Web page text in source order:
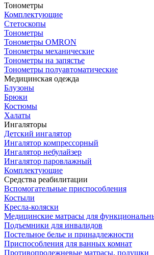
Тонометры
Комплектующие
Стетоскопы
Тонометры
Тонометры OMRON
Тонометры механические
Тонометры на запястье
Тонометры полуавтоматические
Медицинская одежда
Блузоны
Брюки
Костюмы
Халаты
Ингаляторы
Детский ингалятор
Ингалятор компрессорный
Ингалятор небулайзер
Ингалятор паровлажный
Комплектующие
Средства реабилитации
Вспомогательные приспособления
Костыли
Кресла-коляски
Медицинские матрасы для
Подъемники для инвалидов
Постельное белье и принадлежности
Приспособления для ванных комнат
Противопролежневые матрасы, подушки